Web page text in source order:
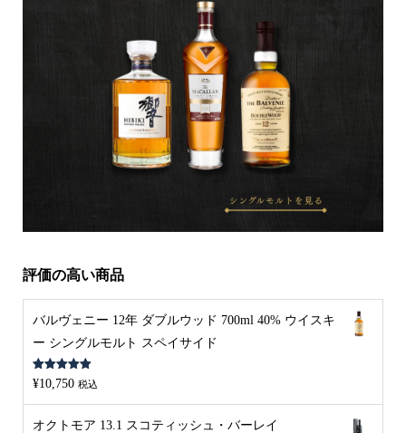
評価の高い商品
バルヴェニー 12年 ダブルウッド 700ml 40% ウイスキ
ー シングルモルト スペイサイド
5段階中5.00
の評価
¥10,750 税込
オクトモア 13.1 スコティッシュ・バーレイ